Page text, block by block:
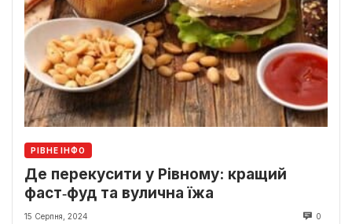
РІВНЕ ІНФО
Де перекусити у Рівному: кращий
фаст‑фуд та вулична їжа
15 Серпня, 2024 0